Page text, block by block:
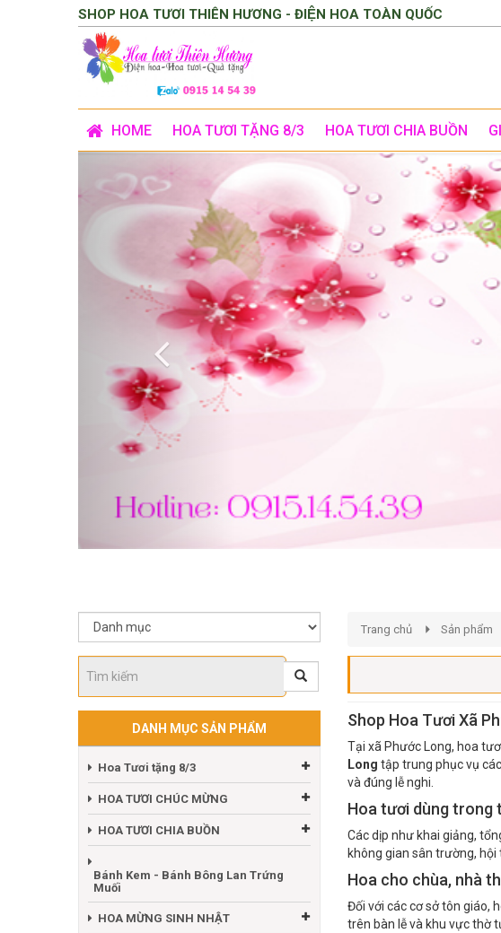
SHOP HOA TƯƠI THIÊN HƯƠNG - ĐIỆN HOA TOÀN QUỐC
HOME HOA TƯƠI TẶNG 8/3 HOA TƯƠI CHIA BUỒN
Previous
DANH MỤC SẢN PHẨM
Hoa Tươi tặng 8/3
HOA TƯƠI CHÚC MỪNG
HOA TƯƠI CHIA BUỒN
Bánh Kem - Bánh Bông Lan Trứng
Muối
HOA MỪNG SINH NHẬT
Trang chủ Sản phẩm
Shop Hoa Tươi Xã
Tại xã Phước Long, hoa
Long tập trung phục vụ
và đúng lễ nghi.
Hoa tươi dùng trong
Các dịp như khai giảng,
không gian sân trường,
Hoa cho chùa, nhà
Đối với các cơ sở tôn giáo,
trên bàn lễ và khu vực thờ